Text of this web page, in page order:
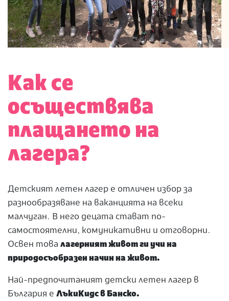
Как се
осъществява
плащането на
лагера?
Детският летен лагер е отличен избор за
разнообразяване на ваканцията на всеки
малчуган. В него децата стават по-
самостоятелни, комуникативни и отговорни.
Освен това лагерният живот ги учи на
природосъобразен начин на живот.
Най-предпочитаният детски летен лагер в
България е ЛъкиКидс в Банско.